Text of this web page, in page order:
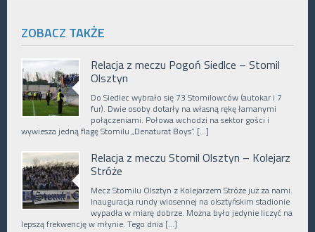
ZOBACZ TAKŻE
Relacja z meczu Pogoń Siedlce – Stomil
Olsztyn
Do Siedlec wybrało się 73 Stomilowców (autokar i 7
fur). Dwie osoby dotarły na własną rękę łamanymi
połączeniami. Połowa wchodzi na sektor gości i
wywiesza jedną flagę Stomilu „Denaturat Boys”. […]
Relacja z meczu Stomil Olsztyn – Kolejarz
Stróże
Mecz Stomilu Olsztyn z Kolejarzem Stróże już za nami.
Inauguracja rundy wiosennej na olsztyńskim stadionie
wypadła w miarę dobrze. Można było jedynie liczyć na
lepszą frekwencję w młynie. Tego dnia […]